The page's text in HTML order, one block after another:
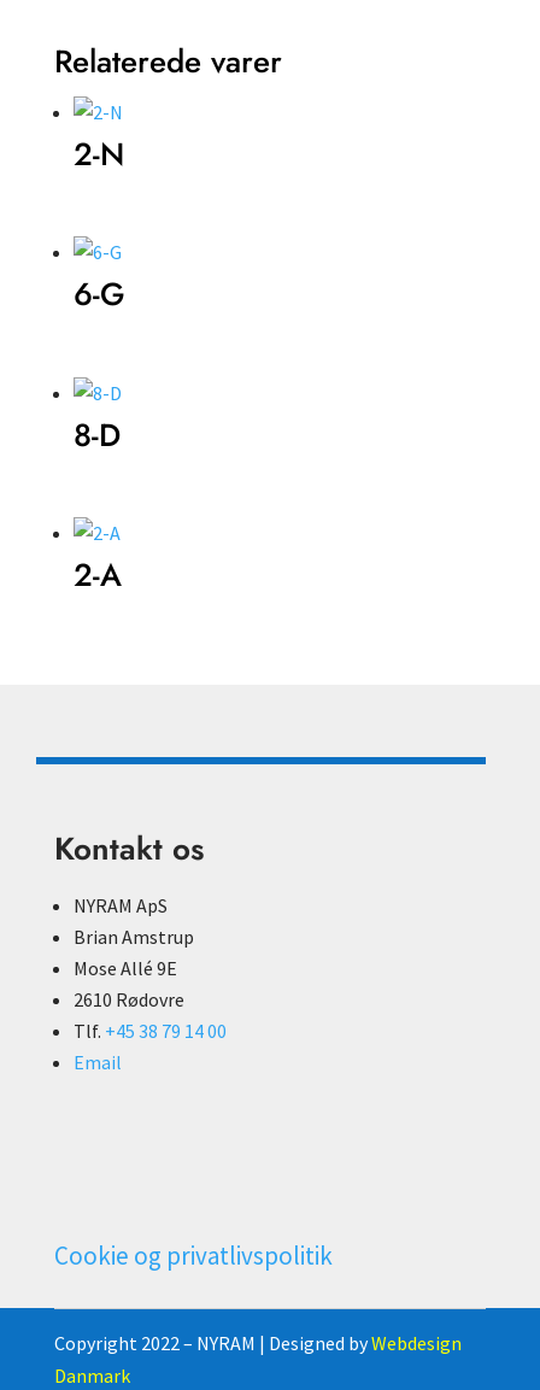
Relaterede varer
2-N
6-G
8-D
2-A
Kontakt os
NYRAM ApS
Brian Amstrup
Mose Allé 9E
2610 Rødovre
Tlf. +45 38 79 14 00
Email
Cookie og privatlivspolitik
Copyright 2022 – NYRAM | Designed byWebdesign
Danmark